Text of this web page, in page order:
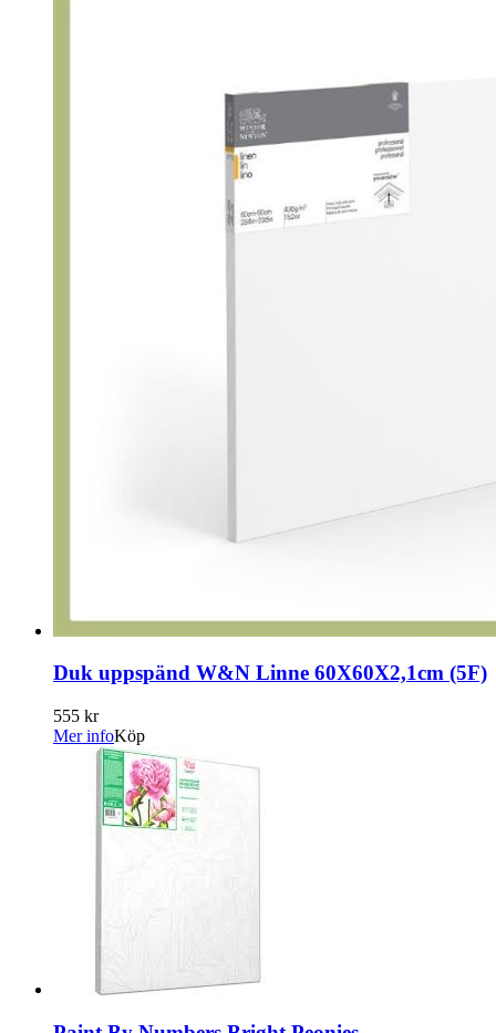
Duk uppspänd W&N Linne 60X60X2,1cm (5F)
555 kr
Mer infoKöp